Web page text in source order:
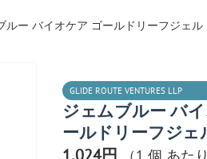
ルー バイオケア ゴールドリーフジェル
GLIDE ROUTE VENTURES LLP
ジェムブルー バ
ールドリーフジェ